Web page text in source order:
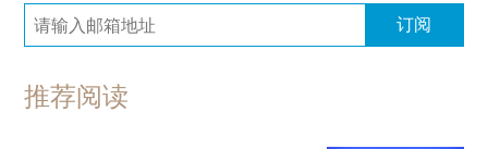
订阅
推荐阅读